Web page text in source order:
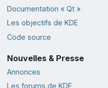
Documentation « Qt »
Les objectifs de KDE
Code source
Nouvelles & Presse
Annonces
Les forums de KDE